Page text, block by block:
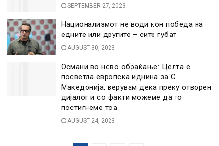
SEPTEMBER 27, 2023
Национализмот не води кон победа на
едните или другите – сите губат
AUGUST 30, 2023
Османи во ново обраќање: Целта е
посветла европска иднина за С.
Македонија, верувам дека преку отворен
дијалог и со факти можеме да го
постигнеме тоа
AUGUST 24, 2023